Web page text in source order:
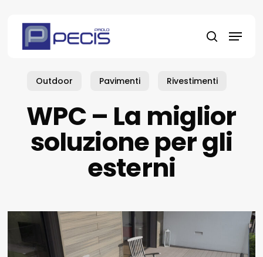
content
search
Menu
Outdoor Pavimenti Rivestimenti
WPC – La miglior
soluzione per gli
esterni